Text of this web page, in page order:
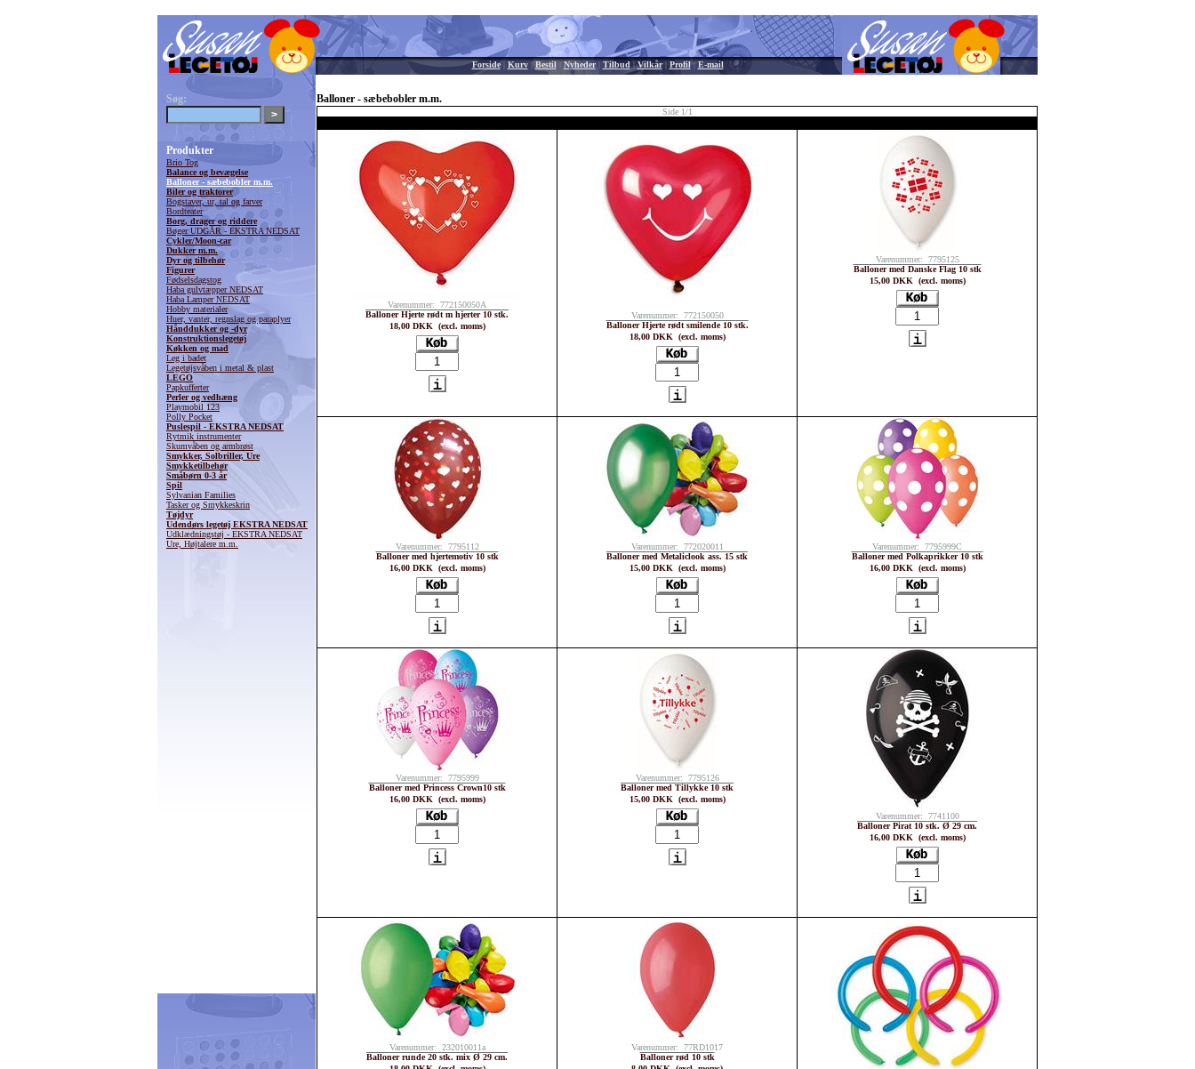
Forside| Kurv| Bestil| Nyheder| Tilbud |Vilkår| Profil| E-mail
Søg:
Produkter
Brio Tog
Balance og bevægelse
Balloner - sæbebobler m.m.
Biler og traktorer
Bogstaver, ur, tal og farver
Bordteater
Borg, drager og riddere
Bøger UDGÅR - EKSTRA NEDSAT
Cykler/Moon-car
Dukker m.m.
Dyr og tilbehør
Figurer
Fødselsdagstog
Haba gulvtæpper NEDSAT
Haba Lamper NEDSAT
Hobby materialer
Huer, vanter, regnslag og paraplyer
Hånddukker og -dyr
Konstruktionslegetøj
Køkken og mad
Leg i badet
Legetøjsvåben i metal & plast
LEGO
Papkufferter
Perler og vedhæng
Playmobil 123
Polly Pocket
Puslespil - EKSTRA NEDSAT
Rytmik instrumenter
Skumvåben og armbrøst
Smykker, Solbriller, Ure
Smykketilbehør
Småbørn 0-3 år
Spil
Sylvanian Families
Tasker og Smykkeskrin
Tøjdyr
Udendørs legetøj EKSTRA NEDSAT
Udklædningstøj - EKSTRA NEDSAT
Ure, Højtalere m.m.
Balloner - sæbebobler m.m.
Side 1/1
Varenummer: 772150050A
Balloner Hjerte rødt m hjerter 10 stk.
18,00 DKK (excl. moms)
Varenummer: 772150050
Balloner Hjerte rødt smilende 10 stk.
18,00 DKK (excl. moms)
Varenummer: 7795125
Balloner med Danske Flag 10 stk
15,00 DKK (excl. moms)
Varenummer: 7795112
Balloner med hjertemotiv 10 stk
16,00 DKK (excl. moms)
Varenummer: 772020011
Balloner med Metaliclook ass. 15 stk
15,00 DKK (excl. moms)
Varenummer: 7795999C
Balloner med Polkaprikker 10 stk
16,00 DKK (excl. moms)
Varenummer: 7795999
Balloner med Princess Crown10 stk
16,00 DKK (excl. moms)
Varenummer: 7795126
Balloner med Tillykke 10 stk
15,00 DKK (excl. moms)
Varenummer: 7741100
Balloner Pirat 10 stk. Ø 29 cm.
16,00 DKK (excl. moms)
Varenummer: 232010011a
Balloner runde 20 stk. mix Ø 29 cm.
Varenummer: 77RD1017
Balloner rød 10 stk